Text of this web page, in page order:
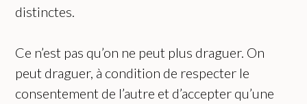
distinctes.
Ce n’est pas qu’on ne peut plus draguer. On
peut draguer, à condition de respecter le
consentement de l’autre et d’accepter qu’une